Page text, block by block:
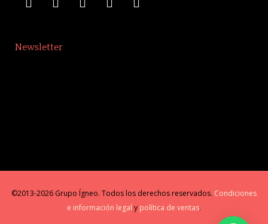
Newsletter
©2013-2026 Grupo Ígneo. Todos los derechos reservados. Condiciones
e información legal y política de ventas.